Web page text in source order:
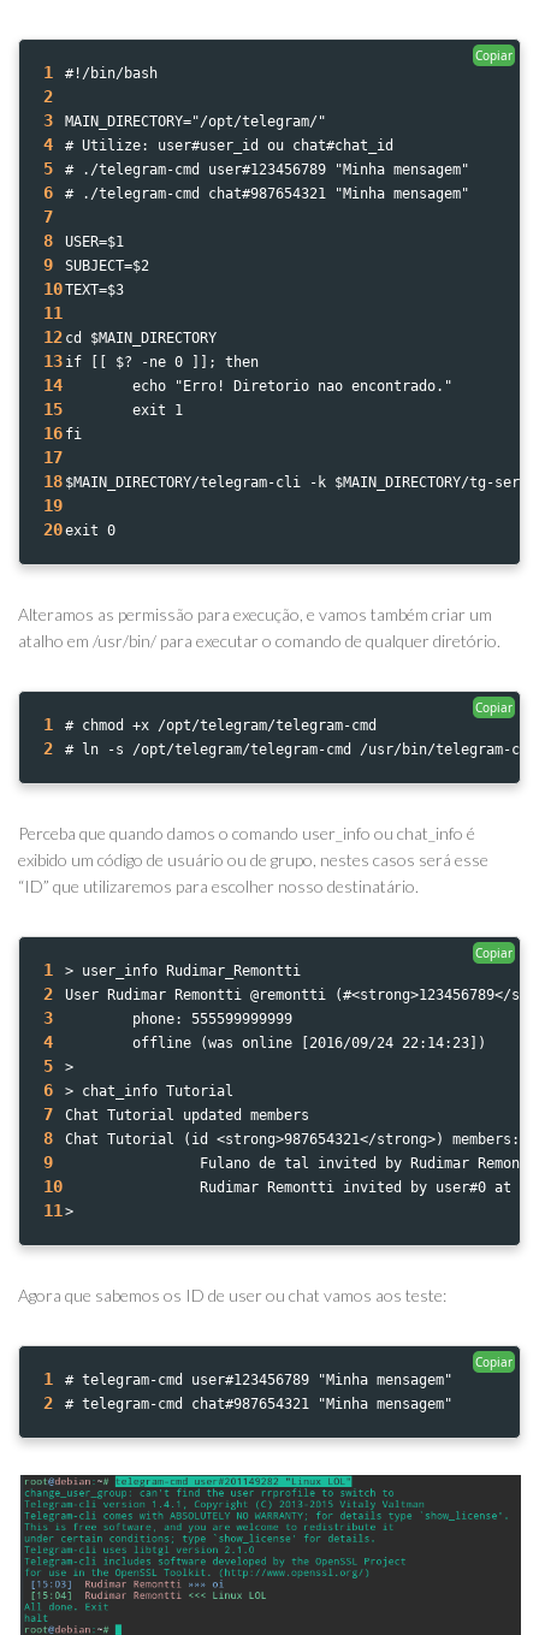
1 #!/bin/bash
2
3
MAIN_DIRECTORY="/opt/telegram/"
4 # Utilize: user#user_id ou chat#chat_id
5 # ./telegram-cmd user#123456789 "Minha mensagem"
6 # ./telegram-cmd chat#987654321 "Minha mensagem"
7
8
USER=$1
9 SUBJECT=$2
10TEXT=$3
11
12 cd $MAIN_DIRECTORY
13 if [[ $? -ne 0 ]]; then
14
        echo "Erro! Diretorio nao encontrado."
15
        exit 1
16 fi
17
18 $MAIN_DIRECTORY/telegram-cli -k $MAIN_DIRECTORY/tg-
19
20exit 0
Copiar
Alteramos as permissão para execução, e vamos também criar um
atalho em /usr/bin/ para executar o comando de qualquer diretório.
1 # chmod +x /opt/telegram/telegram-cmd
2 # ln -s /opt/telegram/telegram-cmd /usr/bin/telegram-cmd
Copiar
Perceba que quando damos o comando user_info ou chat_info é
exibido um código de usuário ou de grupo, nestes casos será esse
“ID” que utilizaremos para escolher nosso destinatário.
1 > user_info Rudimar_Remontti
2 User Rudimar Remontti @remontti (#<strong>123456789</
3
        phone: 555599999999
4
        offline (was online [2016/09/24 22:14:23])
5 >
6 > chat_info Tutorial
7 Chat Tutorial updated members
8 Chat Tutorial (id <strong>987654321</strong>) members:
9
Fulano de tal invited by Rudimar
10
Rudimar Remontti invited by user#0 at
11 >
Copiar
Agora que sabemos os ID de user ou chat vamos aos teste:
1 # telegram-cmd user#123456789 "Minha mensagem"
2 # telegram-cmd chat#987654321 "Minha mensagem"
Copiar